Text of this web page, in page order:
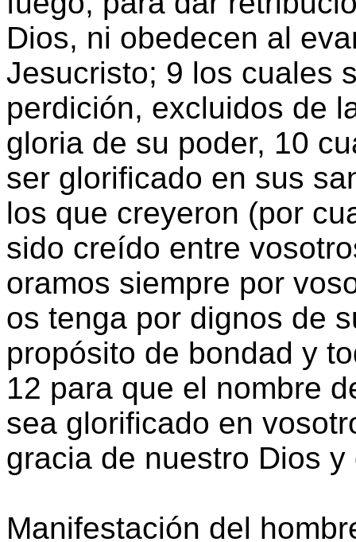
Dios, ni obedecen al
Jesucristo; 9 los cuales
perdición, excluidos de
gloria de su poder, 10
ser glorificado en sus
los que creyeron (por
sido creído entre
oramos siempre por
os tenga por dignos de
propósito de bondad y
12 para que el nombre
sea glorificado en
gracia de nuestro Dios
Manifestación del